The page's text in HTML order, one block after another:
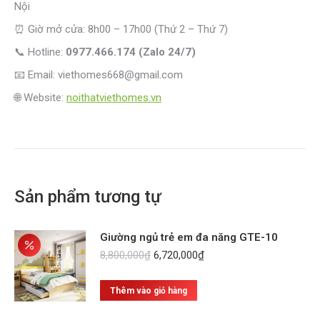
Nội
⏰ Giờ mở cửa: 8h00 – 17h00 (Thứ 2 – Thứ 7)
📞 Hotline: 0977.466.174 (Zalo 24/7)
📧 Email: viethomes668@gmail.com
🌐 Website: noithatviethomes.vn
Sản phẩm tương tự
Giường ngủ trẻ em đa năng GTE-10
8,800,000₫ Giá
là:
8,800,000₫.
6,720,000₫Giá
Thêm vào giỏ hàng